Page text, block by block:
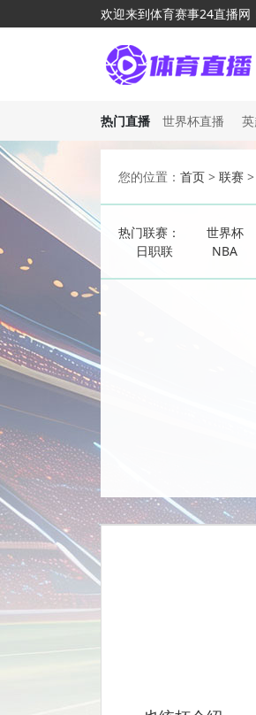
欢迎来到体育赛事24直播网
热门直播 世界杯直播
您的位置： 首页 > 联赛 >
热门联赛： 世界杯
日职联
NBA